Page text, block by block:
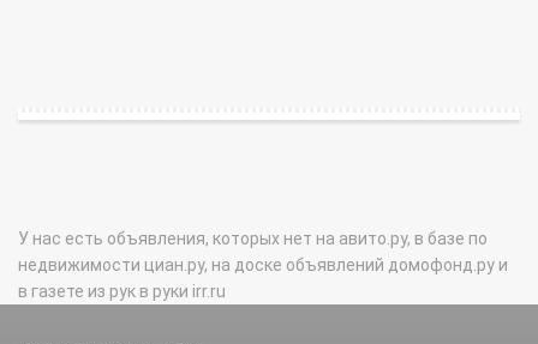
У нас есть объявления, которых нет на авито.ру, в базе по
недвижимости циан.ру, на доске объявлений домофонд.ру и
в газете из рук в руки irr.ru